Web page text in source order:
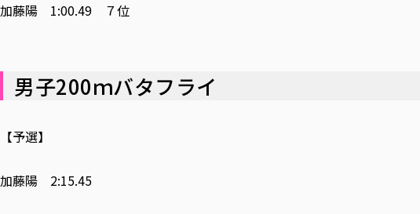
加藤陽 1:00.49 ７位
男子200ｍバタフライ
【予選】
加藤陽 2:15.45